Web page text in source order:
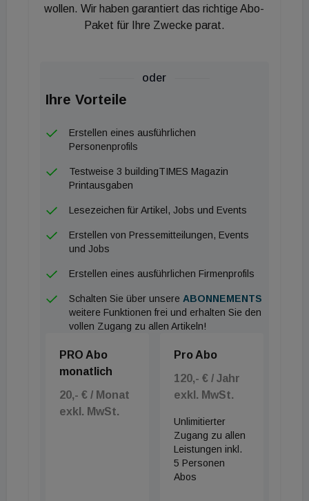
Um diesen positiven Trend fortzusetzen und dem
Ziel der Klimaneutralität näher zu kommen, ist es
und Energieplan umzusetzen und auch den Abbau
Umweltbundesamts.
haben etwas über ein Drittel zum
Marktentwicklungen und Verhaltensänderungen
des Wegener Center für Klima und Globalen Wandel
der Universität Graz.
Ausblick bis 2030: Zielerreichung möglich
Emissionen hat das Umweltbundesamt zwei
Szenarien berechnet. Im Szenario mit bestehenden
Maßnahmen (WEM) ist bis 2030 mit einer
Reduktion der Treibhausgas-Emissionen im Nicht-
Emissionshandelsbereich von rund -33% zu
rechnen, demgegenüber steht das Ziel aus der
wollen. Wir haben garantiert das richtige Abo-
Paket für Ihre Zwecke parat.
oder
Ihre Vorteile
Erstellen eines ausführlichen
Personenprofils
Testweise 3 buildingTIMES Magazin
Printausgaben
Lesezeichen für Artikel, Jobs und Events
Erstellen von Pressemitteilungen, Events
und Jobs
Erstellen eines ausführlichen Firmenprofils
Schalten Sie über unsere ABONNEMENTS
weitere Funktionen frei und erhalten Sie den
vollen Zugang zu allen Artikeln!
PRO Abo
monatlich
20,- € / Monat
exkl. MwSt.
Pro Abo
120,- € / Jahr
exkl. MwSt.
Unlimitierter
Zugang zu allen
Leistungen inkl.
5 Personen
Abos